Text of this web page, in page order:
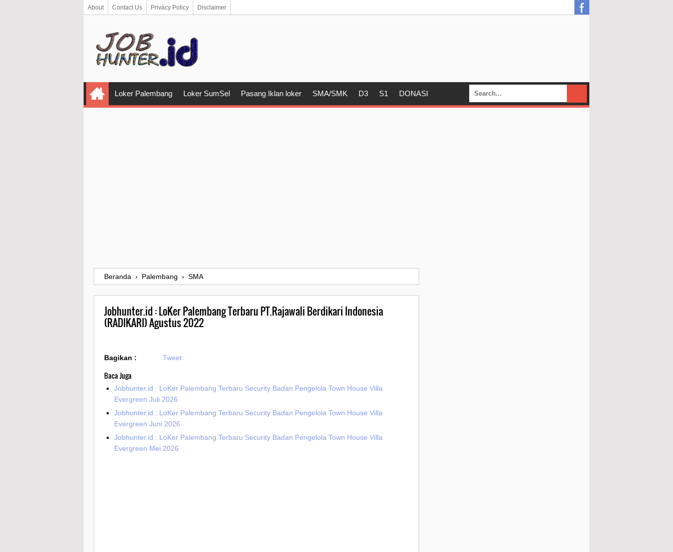
About Contact Us Privacy Policy Disclaimer
Loker Palembang Loker SumSel Pasang Iklan loker SMA/SMK D3 S1 DONASI
Beranda › Palembang › SMA
Jobhunter.id : LoKer Palembang Terbaru PT.Rajawali Berdikari Indonesia
(RADIKARI) Agustus 2022
Bagikan : Tweet
Baca Juga
Jobhunter.id : LoKer Palembang Terbaru Security Badan Pengelola Town House Villa
Evergreen Juli 2026
Jobhunter.id : LoKer Palembang Terbaru Security Badan Pengelola Town House Villa
Evergreen Juni 2026
Jobhunter.id : LoKer Palembang Terbaru Security Badan Pengelola Town House Villa
Evergreen Mei 2026